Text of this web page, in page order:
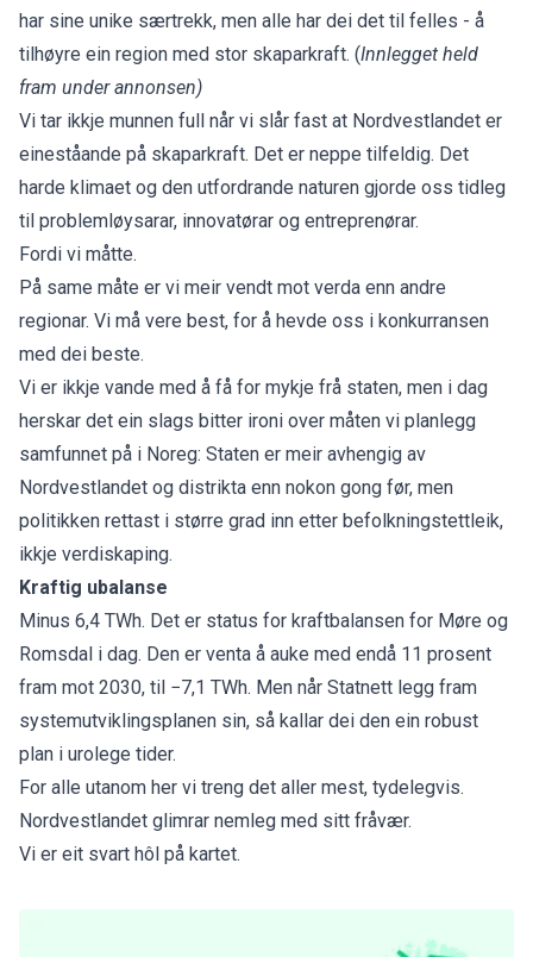
har sine unike særtrekk, men alle har dei det til felles - å
tilhøyre ein region med stor skaparkraft. (Innlegget held
fram under annonsen)
Vi tar ikkje munnen full når vi slår fast at Nordvestlandet er
eineståande på skaparkraft. Det er neppe tilfeldig. Det
harde klimaet og den utfordrande naturen gjorde oss tidleg
til problemløysarar, innovatørar og entreprenørar.
Fordi vi måtte.
På same måte er vi meir vendt mot verda enn andre
regionar. Vi må vere best, for å hevde oss i konkurransen
med dei beste.
Vi er ikkje vande med å få for mykje frå staten, men i dag
herskar det ein slags bitter ironi over måten vi planlegg
samfunnet på i Noreg: Staten er meir avhengig av
Nordvestlandet og distrikta enn nokon gong før, men
politikken rettast i større grad inn etter befolkningstettleik,
ikkje verdiskaping.
Kraftig ubalanse
Minus 6,4 TWh. Det er status for kraftbalansen for Møre og
Romsdal i dag. Den er venta å auke med endå 11 prosent
fram mot 2030, til −7,1 TWh. Men når Statnett legg fram
systemutviklingsplanen sin, så kallar dei den ein robust
plan i urolege tider.
For alle utanom her vi treng det aller mest, tydelegvis.
Nordvestlandet glimrar nemleg med sitt fråvær.
Vi er eit svart hôl på kartet.